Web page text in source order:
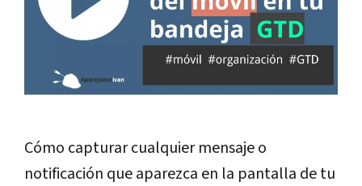
Cómo capturar cualquier mensaje o
notificación que aparezca en la pantalla de tu